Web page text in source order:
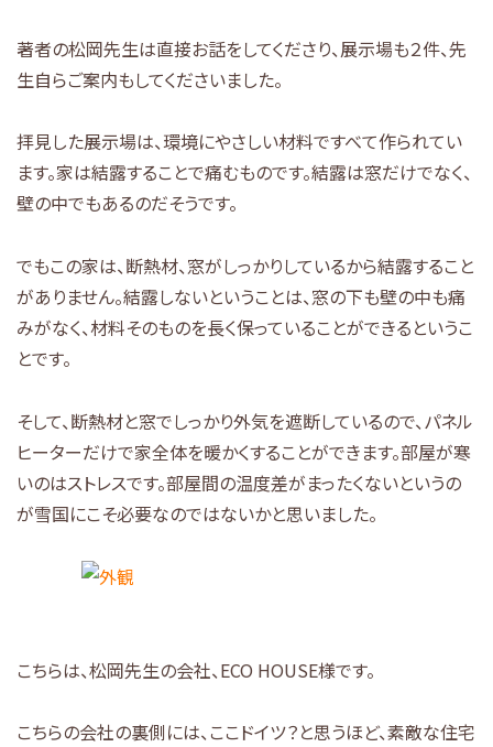
著者の松岡先生は直接お話をしてくださり、展示場も２件、先
生自らご案内もしてくださいました。
拝見した展示場は、環境にやさしい材料ですべて作られてい
ます。家は結露することで痛むものです。結露は窓だけでなく、
壁の中でもあるのだそうです。
でもこの家は、断熱材、窓がしっかりしているから結露すること
がありません。結露しないということは、窓の下も壁の中も痛
みがなく、材料そのものを長く保っていることができるというこ
とです。
そして、断熱材と窓でしっかり外気を遮断しているので、パネル
ヒーターだけで家全体を暖かくすることができます。部屋が寒
いのはストレスです。部屋間の温度差がまったくないというの
が雪国にこそ必要なのではないかと思いました。
こちらは、松岡先生の会社、ECO HOUSE様です。
こちらの会社の裏側には、ここドイツ？と思うほど、素敵な住宅